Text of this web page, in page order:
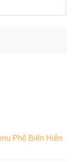
Phổ Biến Hiện